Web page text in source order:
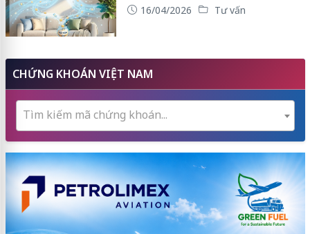
16/04/2026 Tư vấn
CHỨNG KHOÁN VIỆT NAM
Tìm kiếm mã chứng khoán...